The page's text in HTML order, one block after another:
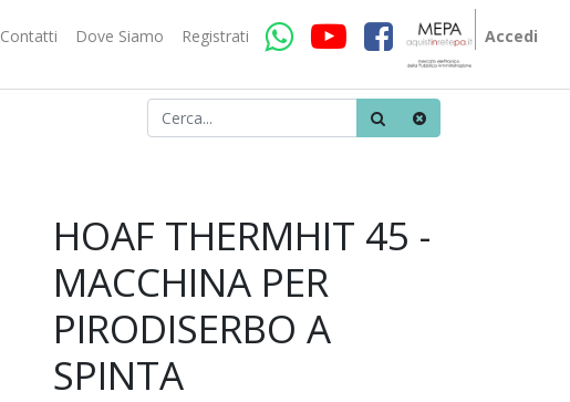
Contatti Dove Siamo Registrati Accedi
HOAF THERMHIT 45 -
MACCHINA PER
PIRODISERBO A
SPINTA